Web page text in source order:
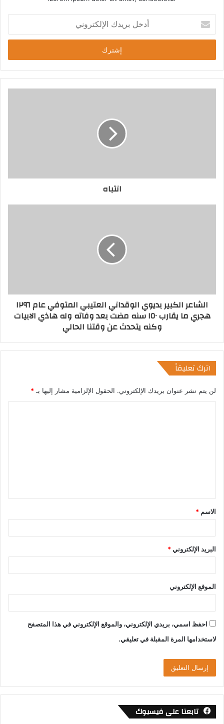
دعم الأسمدة لمستحقيه
خ
ب
ر
انتباه
الشاعر الكبير بديوي الوقداني العتيبي المتوفي عام ١٢٩٦
هجري ما يقارب ١٥٠ سنه مضت بعد وفاته وله هاذي الابيات
وكنه يتحدث عن وقتنا الحالي
اترك تعليقاً
لن يتم نشر عنوان بريدك الإلكتروني. الحقول الإلزامية مشار إليها بـ *
ق
*
الاسم *
البريد الإلكتروني*
الموقع الإلكتروني
احفظ اسمي، بريدي الإلكتروني، والموقع الإلكتروني في هذا المتصفح
لاستخدامها المرة المقبلة في تعليقي.
تابعنا على فيسبوك